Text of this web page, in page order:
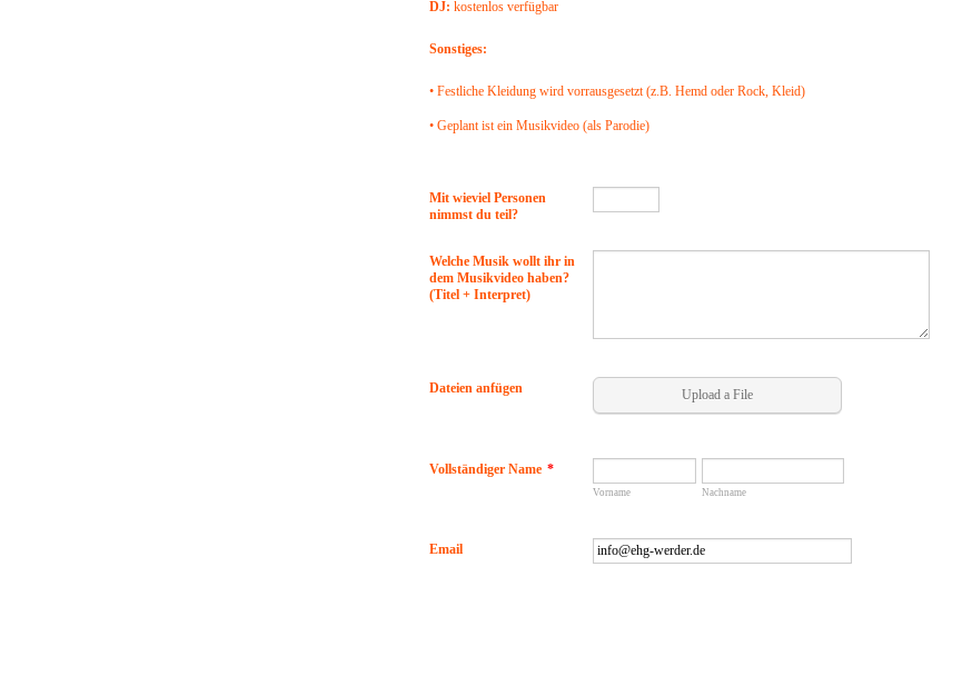
DJ: kostenlos verfügbar
Sonstiges:
• Festliche Kleidung wird vorrausgesetzt (z.B. Hemd oder Rock, Kleid)
• Geplant ist ein Musikvideo (als Parodie)
Mit wieviel Personen
nimmst du teil?
Welche Musik wollt ihr in
dem Musikvideo haben?
(Titel + Interpret)
Dateien anfügen Upload a File
Vollständiger Name *
Vorname Nachname
Email